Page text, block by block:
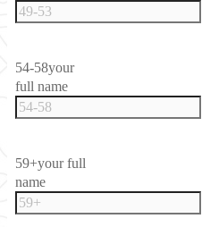
54-58your
full name
59+your full
name